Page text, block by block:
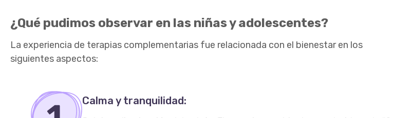
¿Qué pudimos observar en las niñas y adolescentes?
La experiencia de terapias complementarias fue relacionada con el bienestar en los
siguientes aspectos:
Calma y tranquilidad: